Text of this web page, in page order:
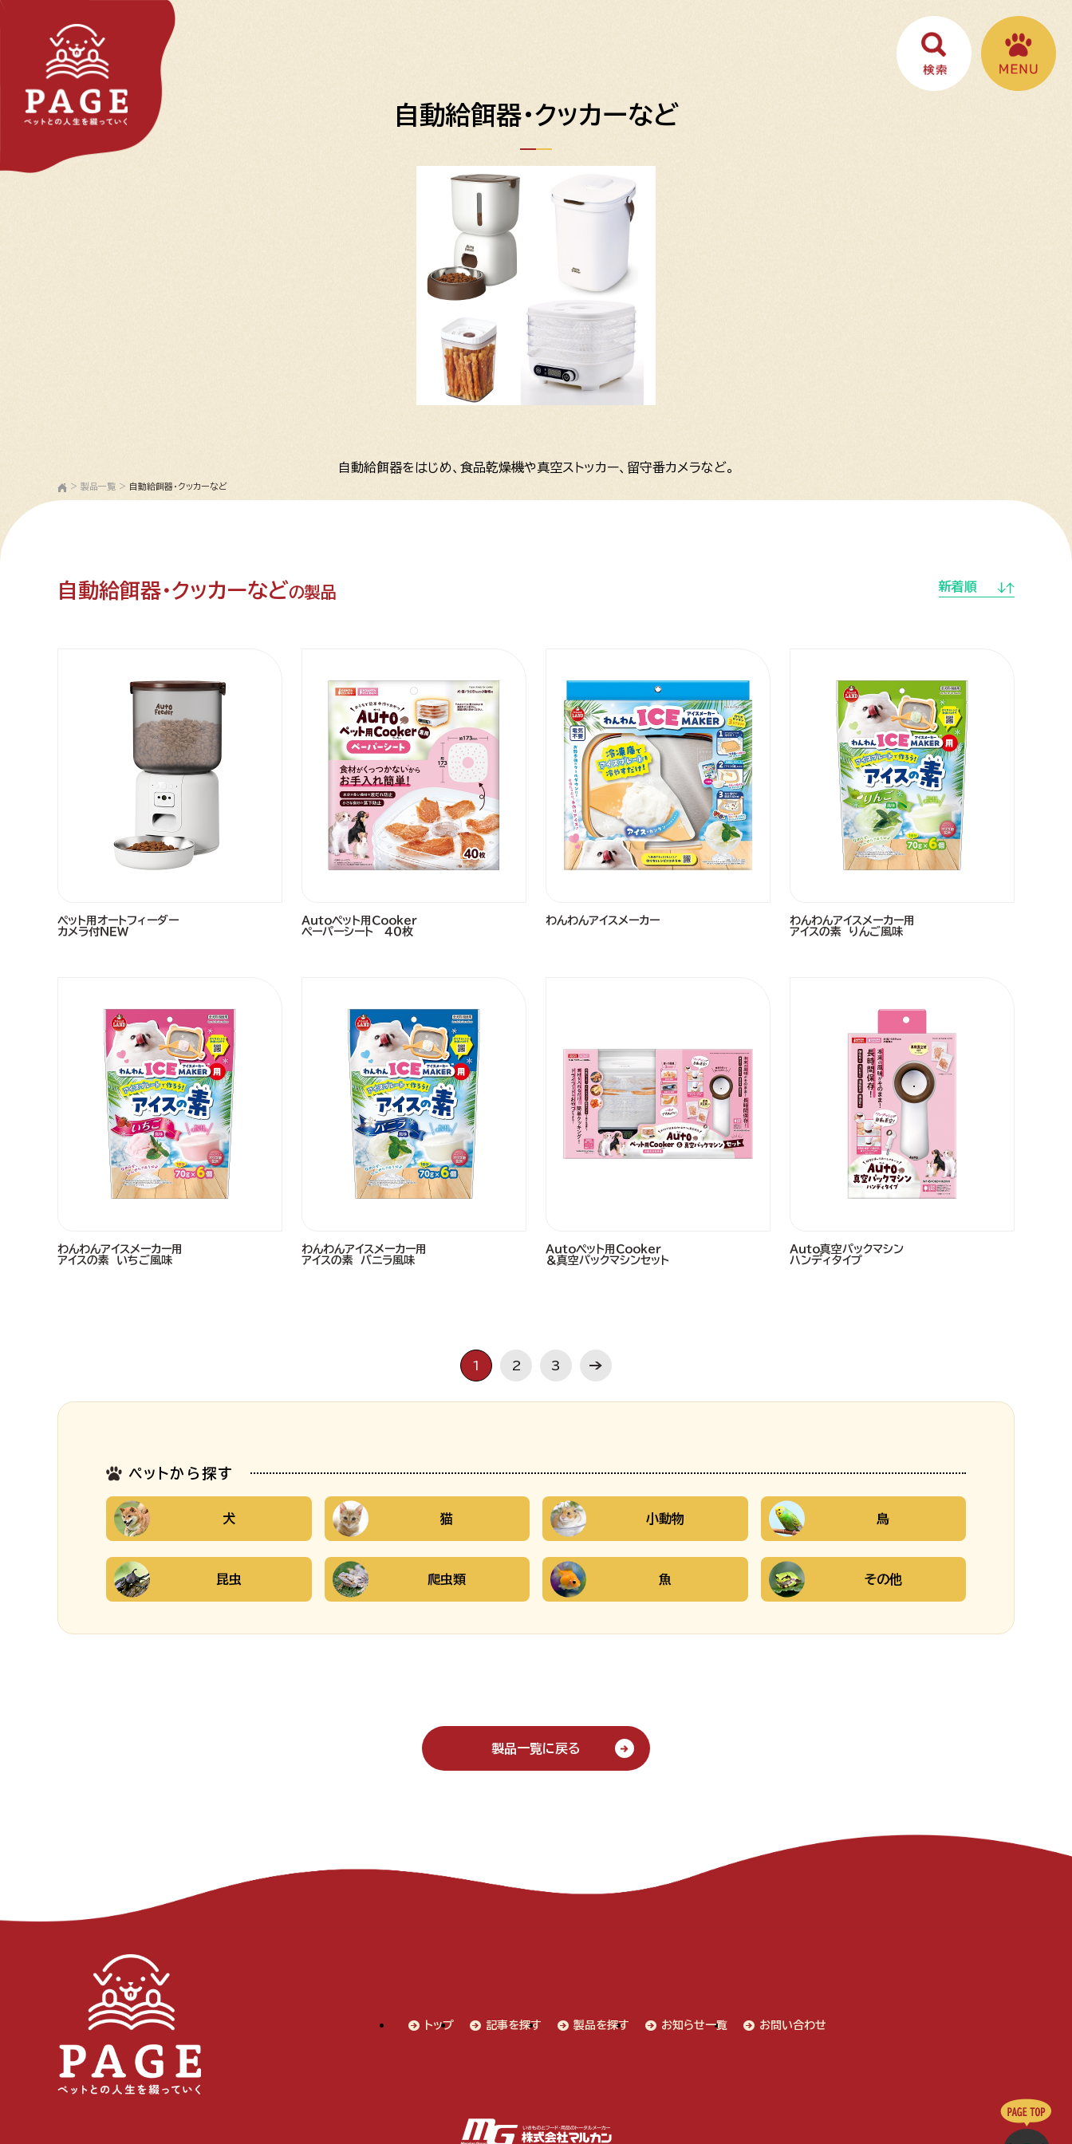
自動給餌器・クッカーなど
自動給餌器をはじめ、食品乾燥機や真空ストッカー、留守番カメラなど。
> 製品一覧 > 自動給餌器・クッカーなど
自動給餌器・クッカーなどの製品 新着順
ペット用オートフィーダー
カメラ付ＮＥＷ
Ａｕｔｏペット用Ｃｏｏｋｅｒ
ペーパーシート ４０枚
わんわんアイスメーカー
わんわんアイスメーカー用
アイスの素 りんご風味
わんわんアイスメーカー用
アイスの素 いちご風味
わんわんアイスメーカー用
アイスの素 バニラ風味
Ａｕｔｏペット用Ｃｏｏｋｅｒ
＆真空パックマシンセット
Ａｕｔｏ真空パックマシン
ハンディタイプ
1 2 3
ペットから探す
犬 猫 小動物 鳥
昆虫 爬虫類 魚 その他
製品一覧に戻る
トップ 記事を探す 製品を探す お知らせ一覧 お問い合わせ